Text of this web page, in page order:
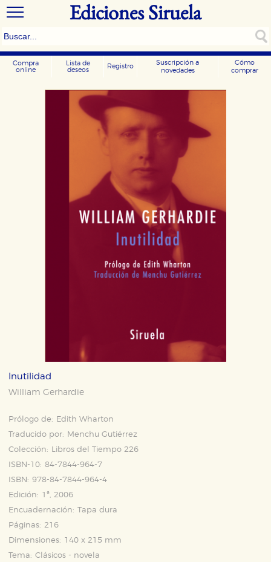
Ediciones Siruela
Compra
online
Lista de
deseos
Registro
Suscripción a
novedades
Cómo
comprar
Inutilidad
William Gerhardie
Prólogo de:
Edith Wharton
Traducido por:
Menchu Gutiérrez
Colección:
Libros del Tiempo 226
ISBN-10: 84-7844-964-7
ISBN: 978-84-7844-964-4
Edición: 1ª, 2006
Encuadernación: Tapa dura
Páginas: 216
Dimensiones: 140 x 215 mm
Tema: Clásicos - novela